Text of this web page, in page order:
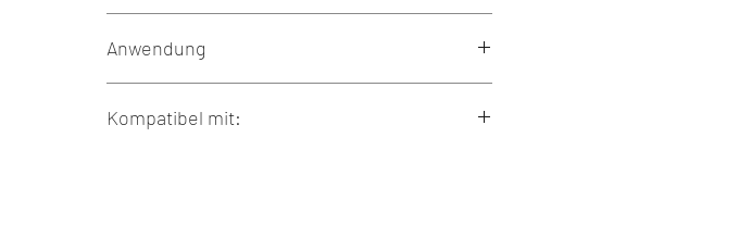
Durchmesser Fräskopf: 0,3 mm
Anwendung
Kompatibel mit: